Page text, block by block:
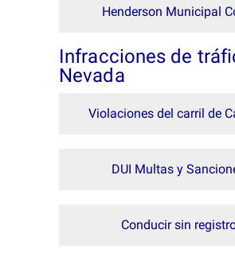
Henderson Municipal
Infracciones de
Nevada
Violaciones del carril de
DUI Multas y
Conducir sin